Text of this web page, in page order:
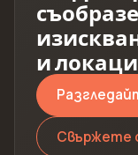
и
Свържете